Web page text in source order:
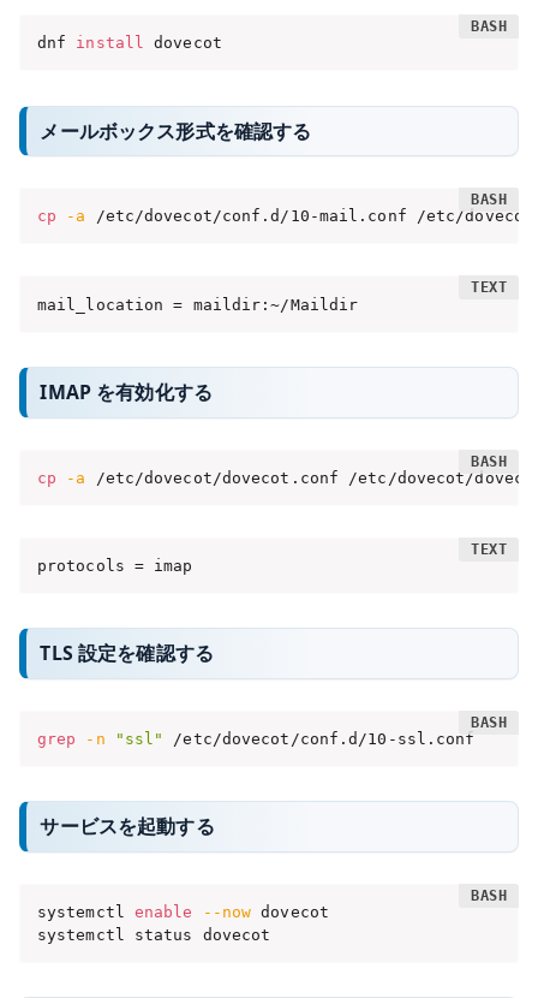
dnf install dovecot
メールボックス形式を確認する
cp -a /etc/dovecot/conf.d/10-mail.conf /etc/
mail_location = maildir:~/Maildir
IMAP を有効化する
cp -a /etc/dovecot/dovecot.conf /etc/dovecot/
protocols = imap
TLS 設定を確認する
grep -n "ssl" /etc/dovecot/conf.d/10-ssl.conf
サービスを起動する
systemctl enable --now dovecot
systemctl status dovecot